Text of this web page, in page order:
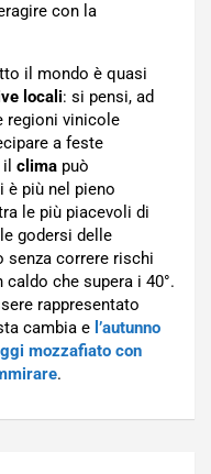
con la
il mondo è quasi
locali: si pensi, ad
regioni vinicole
a feste
clima può
è più nel pieno
le più piacevoli di
godersi delle
senza correre rischi
che supera i 40°.
rappresentato
cambia e l’autunno
mozzafiato con
.